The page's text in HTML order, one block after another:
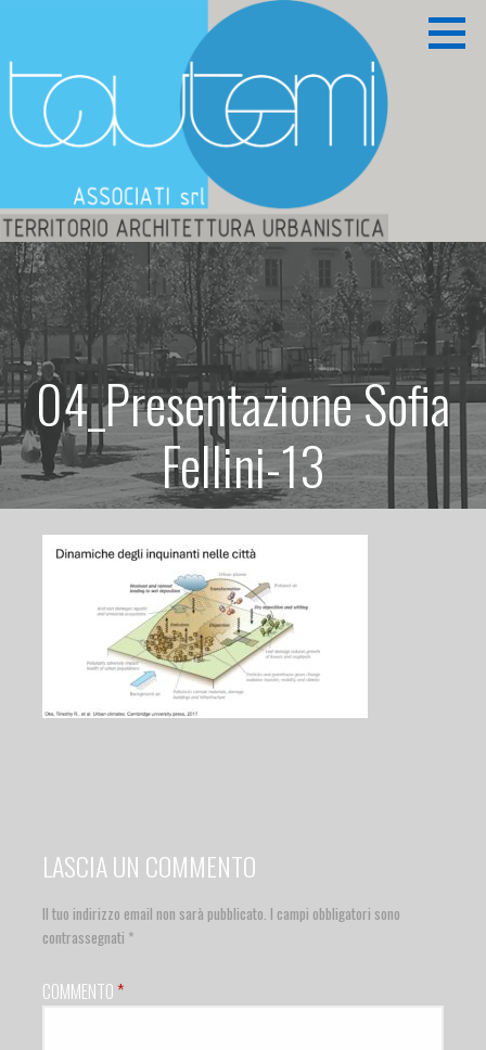
contenuto
TAUTEMI ASSOCIATI S.R.L.
Territorio Architettura Urbanistica
04_Presentazione Sofia
Fellini-13
LASCIA UN COMMENTO
Il tuo indirizzo email non sarà pubblicato. I campi obbligatori sono
contrassegnati *
COMMENTO *